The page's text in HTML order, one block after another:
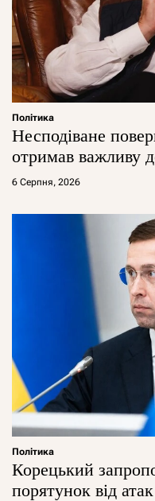
Політика
Несподіване
отримав важливу
6 Серпня, 2026
Політика
Корецький
порятунок від